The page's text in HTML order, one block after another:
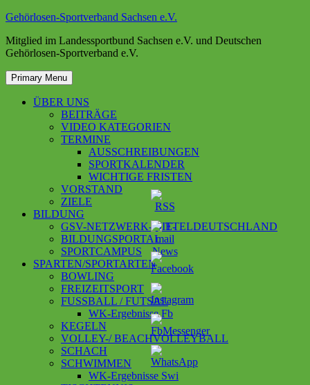
Skip
content
Gehörlosen-Sportverband Sachsen e.V.
Mitglied im Landessportbund Sachsen e.V. und Deutschen
Gehörlosen-Sportverband e.V.
Primary Menu
ÜBER UNS
BEITRÄGE
VIDEO KATEGORIEN
TERMINE
AUSSCHREIBUNGEN
SPORTKALENDER
WICHTIGE FRISTEN
VORSTAND
ZIELE
BILDUNG
GSV-NETZWERK-MITTELDEUTSCHLAND
BILDUNGSPORTAL
SPORTCAMPUS
SPARTEN/SPORTARTEN
BOWLING
FREIZEITSPORT
FUSSBALL / FUTSAL
WK-Ergebnisse Fb
KEGELN
VOLLEY-/ BEACHVOLLEYBALL
SCHACH
SCHWIMMEN
WK-Ergebnisse Swi